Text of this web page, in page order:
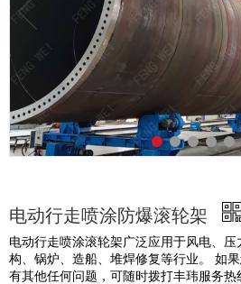
电动行走喷涂防爆滚轮架
电动行走喷涂滚轮架广泛应用于风电、
构、锅炉、造船、堆焊修复等行业。 如
有其他任何问题，可随时拨打丰玮服务